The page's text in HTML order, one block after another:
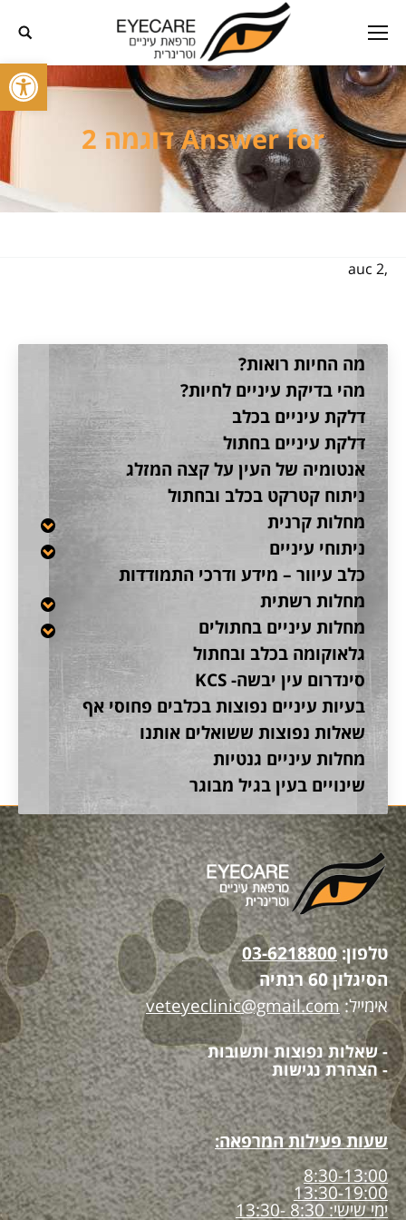
פתח
Answer for דוגמה 2
,auc 2
מה החיות רואות?
מהי בדיקת עיניים לחיות?
דלקת עיניים בכלב
דלקת עיניים בחתול
אנטומיה של העין על קצה המזלג
ניתוח קטרקט בכלב ובחתול
מחלות קרנית
ניתוחי עיניים
כלב עיוור – מידע ודרכי התמודדות
מחלות רשתית
מחלות עיניים בחתולים
גלאוקומה בכלב ובחתול
סינדרום עין יבשה- KCS
בעיות עיניים נפוצות בכלבים פחוסי אף
שאלות נפוצות ששואלים אותנו
מחלות עיניים גנטיות
שינויים בעין בגיל מבוגר
טלפון:03-6218800
הסיגלון 60 רנתיה
אימייל:veteyeclinic@gmail.com
- שאלות נפוצות ותשובות
- הצהרת נגישות
שעות פעילות המרפאה:
8:30-13:00
13:30-19:00
ימי שישי: 8:30 -13:30